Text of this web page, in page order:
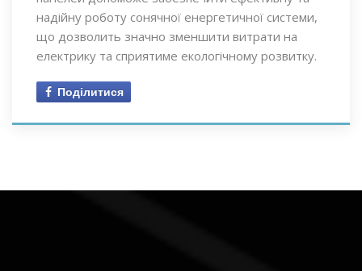
надійну роботу сонячної енергетичної системи,
що дозволить значно зменшити витрати на
електрику та сприятиме екологічному розвитку.
Поділитися